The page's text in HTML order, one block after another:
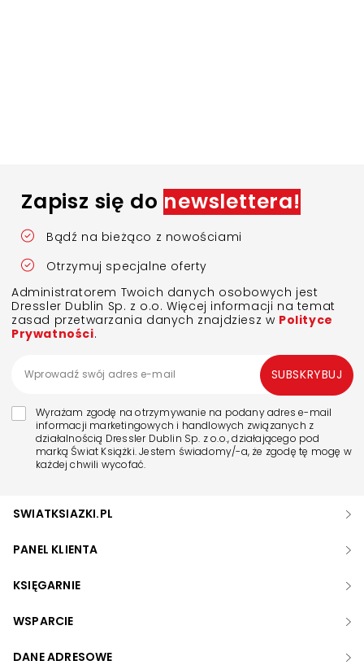
Zapisz się do newslettera!
Bądź na bieżąco z nowościami
Otrzymuj specjalne oferty
Administratorem Twoich danych osobowych jest
Dressler Dublin Sp. z o.o. Więcej informacji na temat
zasad przetwarzania danych znajdziesz w Polityce
Prywatności.
Wyrażam zgodę na otrzymywanie na podany adres e-mail
informacji marketingowych i handlowych związanych z
działalnością Dressler Dublin Sp. z o.o., działającego pod
marką Świat Książki. Jestem świadomy/-a, że zgodę tę mogę w
każdej chwili wycofać.
SUBSKRYBUJ
SWIATKSIAZKI.PL
PANEL KLIENTA
KSIĘGARNIE
WSPARCIE
DANE ADRESOWE